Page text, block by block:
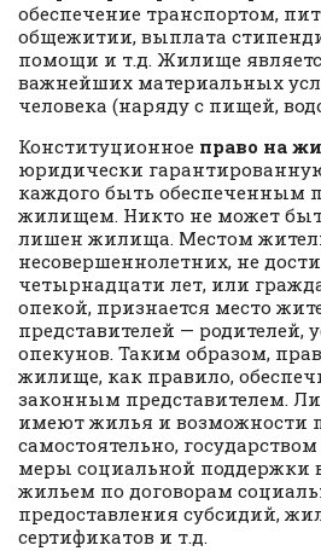
обеспечение транспортом,
общежитии, выплата
помощи и т.д. Жилище
важнейших материальных
человека (наряду с пищей,
Конституционное право на
юридически
каждого быть обеспеченным
жилищем. Никто не может
лишен жилища. Местом
несовершеннолетних, не
четырнадцати лет, или
опекой, признается место
представителей — родителей,
опекунов. Таким образом,
жилище, как правило,
законным представителем.
имеют жилья и возможности
самостоятельно,
меры социальной поддержки
жильем по договорам
предоставления субсидий,
сертификатов и т.д.